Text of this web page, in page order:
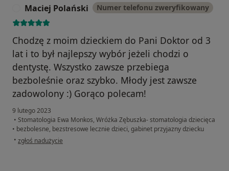
Maciej Polański Numer telefonu zweryfikowany
Chodzę z moim dzieckiem do Pani Doktor od 3
lat i to był najlepszy wybór jeżeli chodzi o
dentystę. Wszystko zawsze przebiega
bezboleśnie oraz szybko. Młody jest zawsze
zadowolony :) Gorąco polecam!
9 lutego 2023
• Stomatologia Ewa Monkos, Wróżka Zębuszka- stomatologia dziecięca
• bezbolesne, bezstresowe lecznie dzieci, gabinet przyjazny dziecku
• w opinii użytkownika Maciej Polański
zgłoś nadużycie